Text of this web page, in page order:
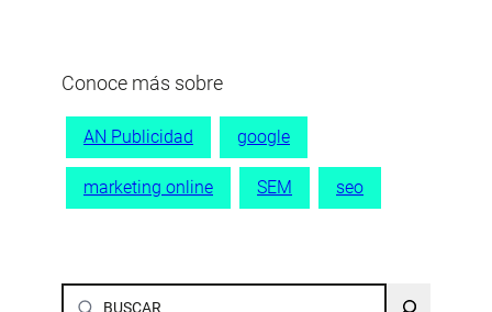
Conoce más sobre
AN Publicidad google
marketing online SEM seo